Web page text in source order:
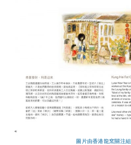
圖片由香港龍窯關注